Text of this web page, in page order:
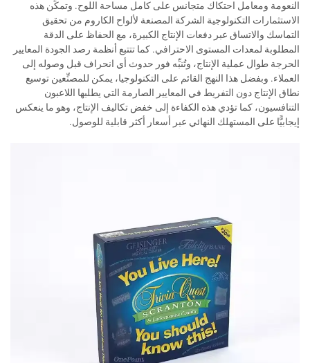
النعومة ومعامل احتكاك متجانس على كامل مساحة اللوح. وتمكِّن هذه
الاستثمارات التكنولوجية الشركة المصنعة لألواح الكاروم من تحقيق
التماسك والاتساق عبر دفعات الإنتاج الكبيرة، مع الحفاظ على الدقة
المطلوبة لمعدات المستوى الاحترافي. كما تتتبع أنظمة رصد الجودة المعايير
الحرجة طوال عملية الإنتاج، وتُنبِّه فور حدوث أي انحراف قبل وصوله إلى
العملاء. وبفضل هذا النهج القائم على التكنولوجيا، يمكن للمصنِّعين توسيع
نطاق الإنتاج دون التفريط في المعايير الصارمة التي يطلبها اللاعبون
التنافسيون، كما تؤدي هذه الكفاءة إلى خفض تكاليف الإنتاج، وهو ما ينعكس
إيجابيًّا على المستهلك النهائي عبر أسعار أكثر قابلية للوصول.